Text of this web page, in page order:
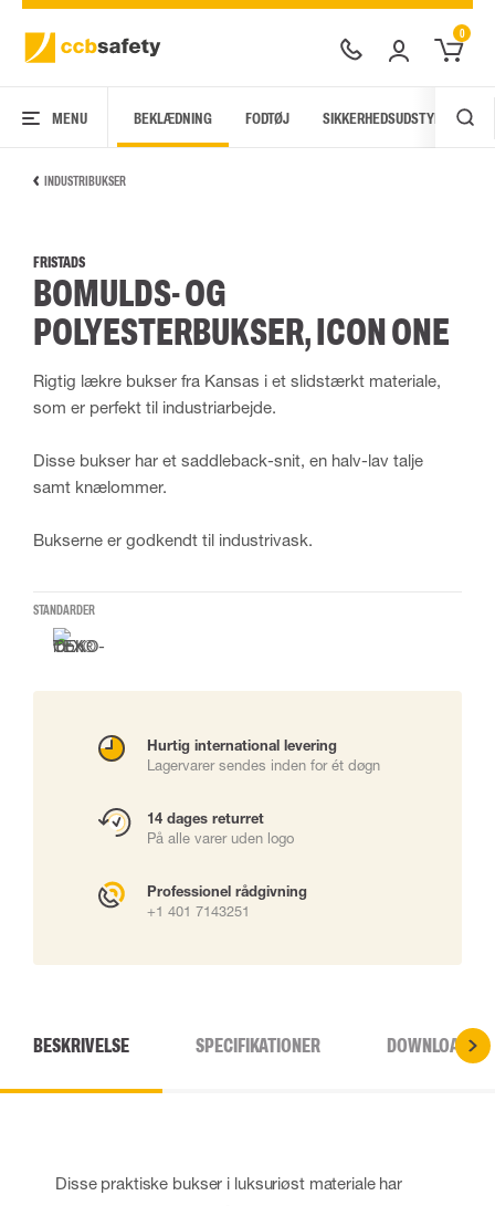
0
MENU BEKLÆDNING FODTØJ SIKKERHEDSUDSTYR
INDUSTRIBUKSER
FRISTADS
BOMULDS- OG
POLYESTERBUKSER, ICON ONE
Rigtig lækre bukser fra Kansas i et slidstærkt materiale,
som er perfekt til industriarbejde.
Disse bukser har et saddleback-snit, en halv-lav talje
samt knælommer.
Bukserne er godkendt til industrivask.
STANDARDER
Hurtig international levering
Lagervarer sendes inden for ét døgn
14 dages returret
På alle varer uden logo
Professionel rådgivning
+1 401 7143251
BESKRIVELSE SPECIFIKATIONER DOWNLOADS
Disse praktiske bukser i luksuriøst materiale har